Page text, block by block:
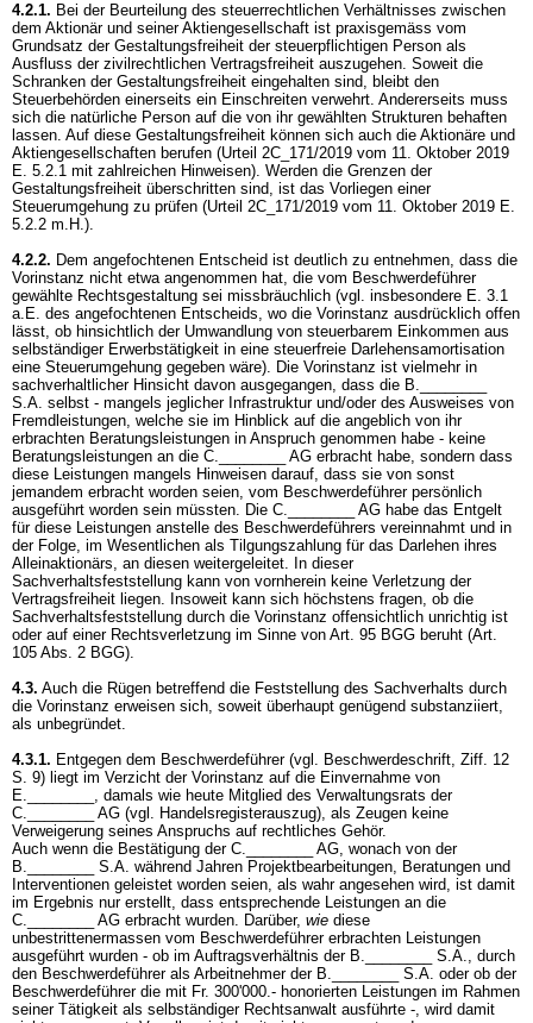
4.2.1. Bei der Beurteilung des steuerrechtlichen Verhältnisses zwischen
dem Aktionär und seiner Aktiengesellschaft ist praxisgemäss vom
Grundsatz der Gestaltungsfreiheit der steuerpflichtigen Person als
Ausfluss der zivilrechtlichen Vertragsfreiheit auszugehen. Soweit die
Schranken der Gestaltungsfreiheit eingehalten sind, bleibt den
Steuerbehörden einerseits ein Einschreiten verwehrt. Andererseits muss
sich die natürliche Person auf die von ihr gewählten Strukturen behaften
lassen. Auf diese Gestaltungsfreiheit können sich auch die Aktionäre und
Aktiengesellschaften berufen (Urteil 2C_171/2019 vom 11. Oktober 2019
E. 5.2.1 mit zahlreichen Hinweisen). Werden die Grenzen der
Gestaltungsfreiheit überschritten sind, ist das Vorliegen einer
Steuerumgehung zu prüfen (Urteil 2C_171/2019 vom 11. Oktober 2019 E.
5.2.2 m.H.).
4.2.2. Dem angefochtenen Entscheid ist deutlich zu entnehmen, dass die
Vorinstanz nicht etwa angenommen hat, die vom Beschwerdeführer
gewählte Rechtsgestaltung sei missbräuchlich (vgl. insbesondere E. 3.1
a.E. des angefochtenen Entscheids, wo die Vorinstanz ausdrücklich offen
lässt, ob hinsichtlich der Umwandlung von steuerbarem Einkommen aus
selbständiger Erwerbstätigkeit in eine steuerfreie Darlehensamortisation
eine Steuerumgehung gegeben wäre). Die Vorinstanz ist vielmehr in
sachverhaltlicher Hinsicht davon ausgegangen, dass die B.________
S.A. selbst - mangels jeglicher Infrastruktur und/oder des Ausweises von
Fremdleistungen, welche sie im Hinblick auf die angeblich von ihr
erbrachten Beratungsleistungen in Anspruch genommen habe - keine
Beratungsleistungen an die C.________ AG erbracht habe, sondern dass
diese Leistungen mangels Hinweisen darauf, dass sie von sonst
jemandem erbracht worden seien, vom Beschwerdeführer persönlich
ausgeführt worden sein müssten. Die C.________ AG habe das Entgelt
für diese Leistungen anstelle des Beschwerdeführers vereinnahmt und in
der Folge, im Wesentlichen als Tilgungszahlung für das Darlehen ihres
Alleinaktionärs, an diesen weitergeleitet. In dieser
Sachverhaltsfeststellung kann von vornherein keine Verletzung der
Vertragsfreiheit liegen. Insoweit kann sich höchstens fragen, ob die
Sachverhaltsfeststellung durch die Vorinstanz offensichtlich unrichtig ist
oder auf einer Rechtsverletzung im Sinne von Art. 95 BGG beruht (Art.
105 Abs. 2 BGG).
4.3. Auch die Rügen betreffend die Feststellung des Sachverhalts durch
die Vorinstanz erweisen sich, soweit überhaupt genügend substanziiert,
als unbegründet.
4.3.1. Entgegen dem Beschwerdeführer (vgl. Beschwerdeschrift, Ziff. 12
S. 9) liegt im Verzicht der Vorinstanz auf die Einvernahme von
E.________, damals wie heute Mitglied des Verwaltungsrats der
C.________ AG (vgl. Handelsregisterauszug), als Zeugen keine
Verweigerung seines Anspruchs auf rechtliches Gehör.
Auch wenn die Bestätigung der C.________ AG, wonach von der
B.________ S.A. während Jahren Projektbearbeitungen, Beratungen und
Interventionen geleistet worden seien, als wahr angesehen wird, ist damit
im Ergebnis nur erstellt, dass entsprechende Leistungen an die
C.________ AG erbracht wurden. Darüber, wie diese
unbestrittenermassen vom Beschwerdeführer erbrachten Leistungen
ausgeführt wurden - ob im Auftragsverhältnis der B.________ S.A., durch
den Beschwerdeführer als Arbeitnehmer der B.________ S.A. oder ob der
Beschwerdeführer die mit Fr. 300'000.- honorierten Leistungen im Rahmen
seiner Tätigkeit als selbständiger Rechtsanwalt ausführte -, wird damit